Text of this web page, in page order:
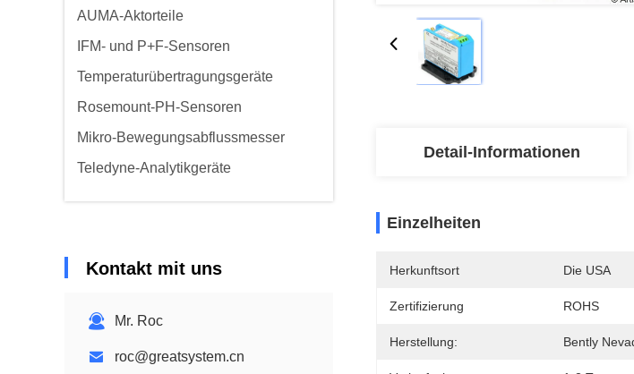
AUMA-Aktorteile
IFM- und P+F-Sensoren
Temperaturübertragungsgeräte
Rosemount-PH-Sensoren
Mikro-Bewegungsabflussmesser
Teledyne-Analytikgeräte
Kontakt mit uns
Mr. Roc
roc@greatsystem.cn
Detail-Informationen
Einzelheiten
Herkunftsort Die USA
Zertifizierung ROHS
Herstellung: Bently